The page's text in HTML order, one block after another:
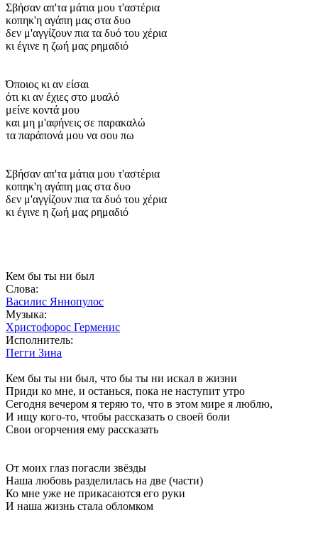
Σβήσαν απ'τα μάτια μου τ'αστέρια
κοπηκ'η αγάπη μας στα δυο
δεν μ'αγγίζουν πια τα δυό του χέρια
κι έγινε η ζωή μας ρημαδιό
Όποιος κι αν είσαι
ότι κι αν έχιες στο μυαλό
μείνε κοντά μου
και μη μ'αφήνεις σε παρακαλώ
τα παράπονά μου να σου πω
Σβήσαν απ'τα μάτια μου τ'αστέρια
κοπηκ'η αγάπη μας στα δυο
δεν μ'αγγίζουν πια τα δυό του χέρια
κι έγινε η ζωή μας ρημαδιό
Кем бы ты ни был
Слова:
Василис Яннопулос
Музыка:
Христофорос Герменис
Исполнитель:
Пегги Зина
Кем бы ты ни был, что бы ты ни искал в жизни
Приди ко мне, и останься, пока не наступит утро
Сегодня вечером я теряю то, что в этом мире я люблю,
И ищу кого-то, чтобы рассказать о своей боли
Свои огорчения ему рассказать
От моих глаз погасли звёзды
Наша любовь разделилась на две (части)
Ко мне уже не прикасаются его руки
И наша жизнь стала обломком